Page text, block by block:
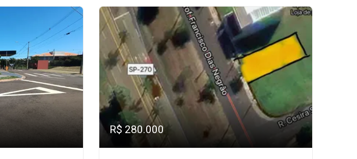
R$ 280.000